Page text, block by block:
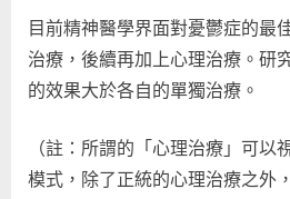
目前精神醫學界面對憂鬱症的最
治療，後續再加上心理治療。研
的效果大於各自的單獨治療。
（註：所謂的「心理治療」可以
模式，除了正統的心理治療之外